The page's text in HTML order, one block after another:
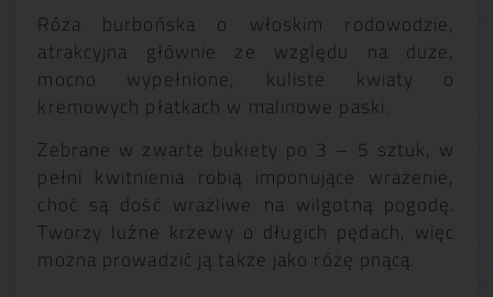
Róża burbońska o włoskim rodowodzie,
atrakcyjna głównie ze względu na duże,
mocno wypełnione, kuliste kwiaty o
kremowych płatkach w malinowe paski.
Zebrane w zwarte bukiety po 3 – 5 sztuk, w
pełni kwitnienia robią imponujące wrażenie,
choć są dość wrażliwe na wilgotną pogodę.
Tworzy luźne krzewy o długich pędach, więc
można prowadzić ją także jako różę pnącą.